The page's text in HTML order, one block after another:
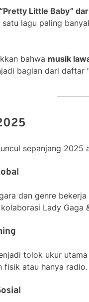
“Pretty Little Baby”
lagu paling
bahwa musik
bagian dari daftar
sepanjang 2025
dan genre
Lady Gaga
tolok ukur
fisik atau hanya radio.